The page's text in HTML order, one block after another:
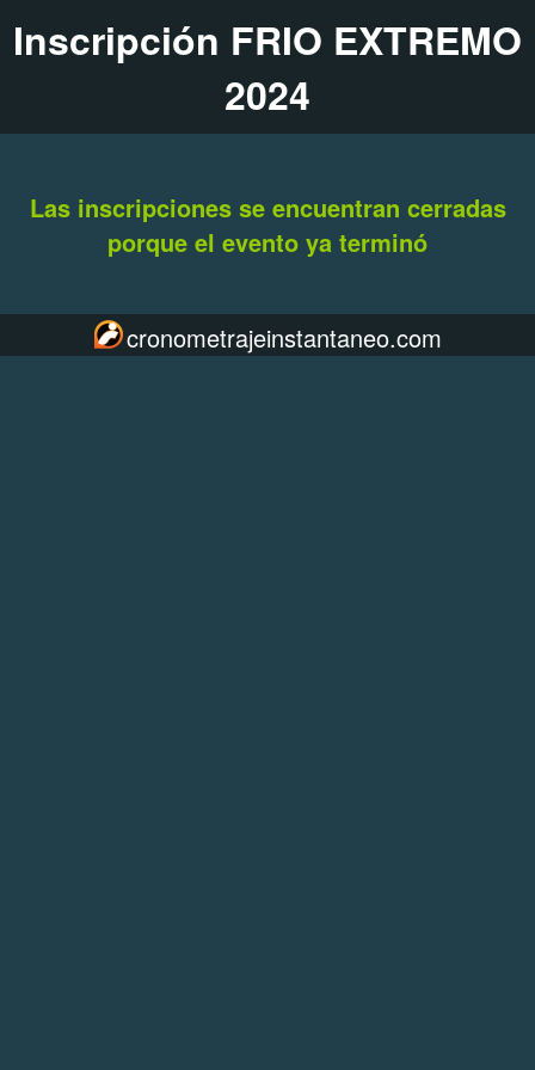
Inscripción FRIO EXTREMO
2024
Las inscripciones se encuentran cerradas
porque el evento ya terminó
cronometrajeinstantaneo.com